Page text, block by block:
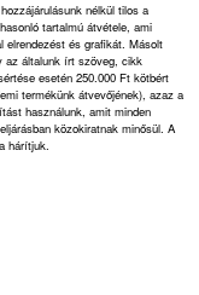
nélkül tilos a
tartalmú átvétele, ami
elrendezést és grafikát. Másolt
az általunk írt szöveg, cikk
esetén 250.000 Ft kötbért
termékünk átvevőjének), azaz a
használunk, amit minden
közokiratnak minősül. A
hárítjuk.